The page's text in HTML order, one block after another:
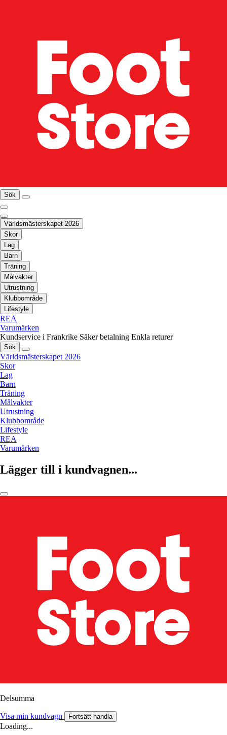
Sök
Världsmästerskapet 2026
Skor
Lag
Barn
Träning
Målvakter
Utrustning
Klubbområde
Lifestyle
REA
Varumärken
Kundservice i Frankrike Säker betalning Enkla returer
Sök
Världsmästerskapet 2026
Skor
Lag
Barn
Träning
Målvakter
Utrustning
Klubbområde
Lifestyle
REA
Varumärken
Lägger till i kundvagnen...
Delsumma
Visa min kundvagn Fortsätt handla
Loading...